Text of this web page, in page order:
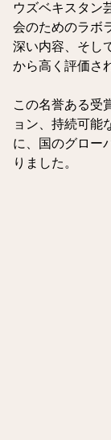
ウズベキスタン
会のためのラボ
深い内容、そし
から高く評価さ
この名誉ある受
ョン、持続可能
に、国のグロー
りました。